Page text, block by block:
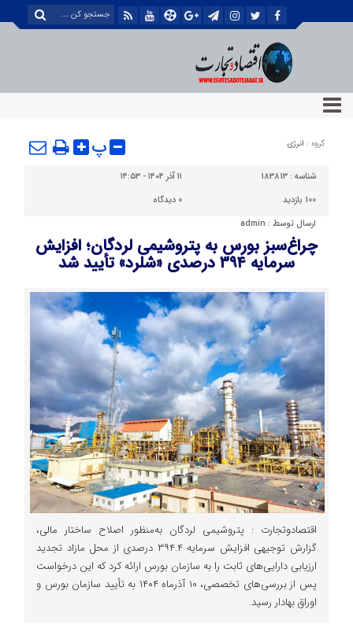
گروه : انرژی پ
شناسه : 183813
۱۱ آذر ۱۴۰۴ - ۱۴:۵۳
100 بازدید
0 دیدگاه
ارسال توسط : admin
چراغ‌سبز بورس به پتروشیمی لردگان؛ افزایش
سرمایه ۳۹۴ درصدی «شلرد» تأیید شد
اقتصادوتجارت : پتروشیمی لردگان به‌منظور اصلاح ساختار مالی،
گزارش توجیهی افزایش سرمایه ۳۹۴.۴ درصدی از محل مازاد تجدید
ارزیابی دارایی‌های ثابت را به سازمان بورس ارائه کرد که این درخواست
پس از بررسی‌های تخصصی، ۱۰ آذرماه ۱۴۰۴ به تأیید سازمان بورس و
اوراق بهادار رسید.